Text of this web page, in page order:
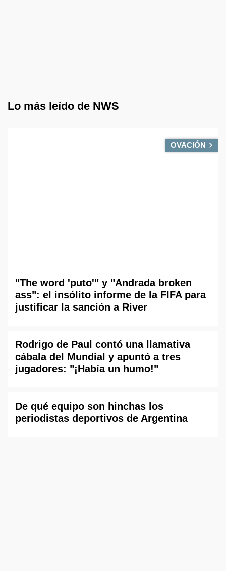
Lo más leído de NWS
OVACIÓN
"The word 'puto'" y "Andrada broken
ass": el insólito informe de la FIFA para
justificar la sanción a River
Rodrigo de Paul contó una llamativa
cábala del Mundial y apuntó a tres
jugadores: "¡Había un humo!"
De qué equipo son hinchas los
periodistas deportivos de Argentina